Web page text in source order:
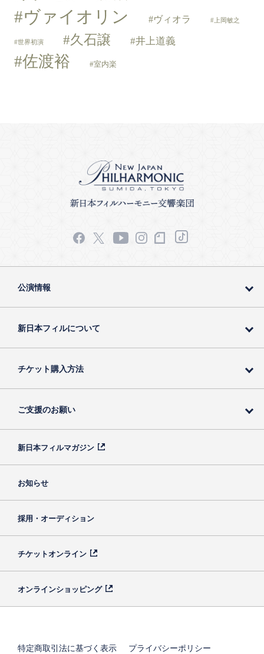
ヴァイオリン ヴィオラ 上岡敏之
世界初演 久石譲 井上道義
佐渡裕 室内楽
公演情報
新日本フィルについて
チケット購入方法
ご支援のお願い
新日本フィルマガジン
お知らせ
採用・オーディション
チケットオンライン
オンラインショッピング
特定商取引法に基づく表示 プライバシーポリシー